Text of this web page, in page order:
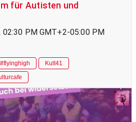
für Autisten und
02:30 PM GMT+2-05:00 PM
#flyinghigh
Kult41